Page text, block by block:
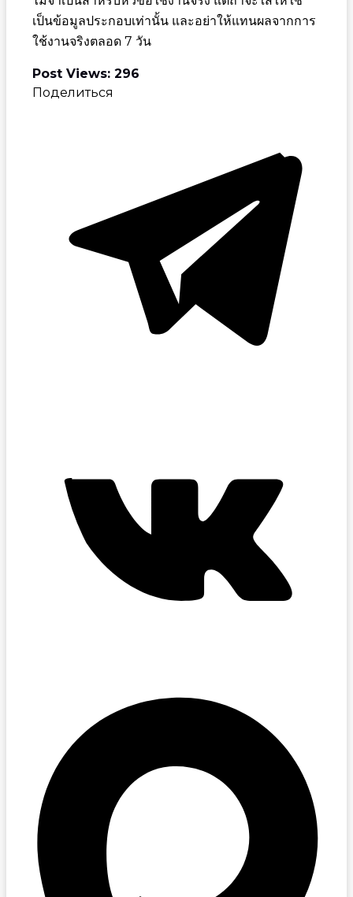
เป็นข้อมูลประกอบเท่านั้น และอย่าให้แทนผลจากการ
ใช้งานจริงตลอด 7 วัน
Post Views: 296
Поделиться